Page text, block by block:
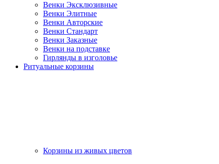
Венки Эксклюзивные
Венки Элитные
Венки Авторские
Венки Стандарт
Венки Заказные
Венки на подставке
Гирлянды в изголовье
Ритуальные корзины
Корзины из живых цветов